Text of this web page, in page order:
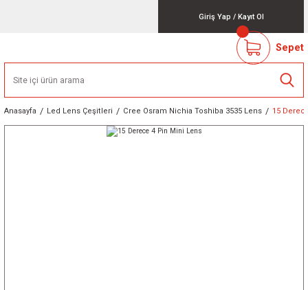
Giriş Yap / Kayıt Ol
Sepet
Anasayfa Led Lens Çeşitleri Cree Osram Nichia Toshiba 3535 Lens 15